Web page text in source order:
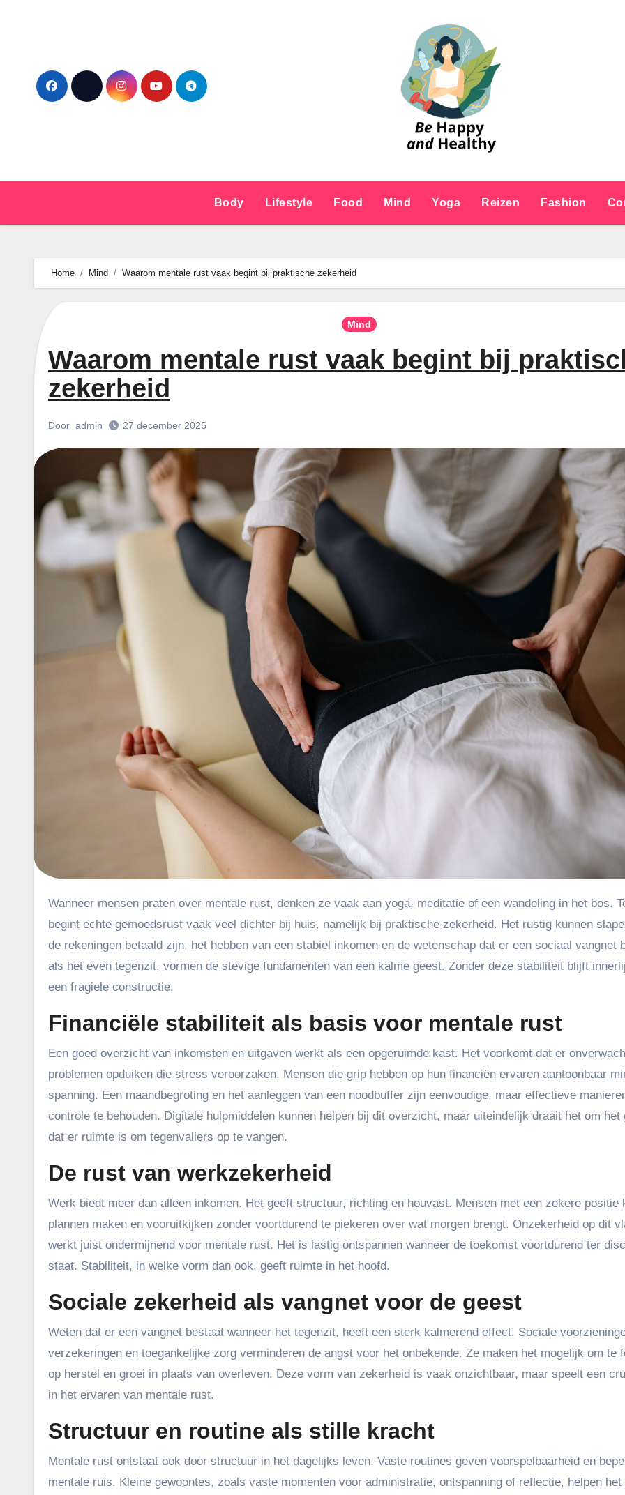
Body Lifestyle Food Mind Yoga Reizen Fashion
Home Mind Waarom mentale rust vaak begint bij praktische zekerheid
Mind
Waarom mentale rust vaak begint bij
zekerheid
Door admin 27 december 2025
Wanneer mensen praten over mentale rust, denken ze vaak aan yoga, meditatie of een wandeling in het bos. Toch
begint echte gemoedsrust vaak veel dichter bij huis, namelijk bij praktische zekerheid. Het rustig kunnen
de rekeningen betaald zijn, het hebben van een stabiel inkomen en de wetenschap dat er een sociaal vangnet
als het even tegenzit, vormen de stevige fundamenten van een kalme geest. Zonder deze stabiliteit blijft
een fragiele constructie.
Financiële stabiliteit als basis voor mentale rust
Een goed overzicht van inkomsten en uitgaven werkt als een opgeruimde kast. Het voorkomt dat er
problemen opduiken die stress veroorzaken. Mensen die grip hebben op hun financiën ervaren aantoonbaar
spanning. Een maandbegroting en het aanleggen van een noodbuffer zijn eenvoudige, maar effectieve
controle te behouden. Digitale hulpmiddelen kunnen helpen bij dit overzicht, maar uiteindelijk draait het om het
dat er ruimte is om tegenvallers op te vangen.
De rust van werkzekerheid
Werk biedt meer dan alleen inkomen. Het geeft structuur, richting en houvast. Mensen met een zekere positie
plannen maken en vooruitkijken zonder voortdurend te piekeren over wat morgen brengt. Onzekerheid op dit
werkt juist ondermijnend voor mentale rust. Het is lastig ontspannen wanneer de toekomst voortdurend ter
staat. Stabiliteit, in welke vorm dan ook, geeft ruimte in het hoofd.
Sociale zekerheid als vangnet voor de geest
Weten dat er een vangnet bestaat wanneer het tegenzit, heeft een sterk kalmerend effect. Sociale
verzekeringen en toegankelijke zorg verminderen de angst voor het onbekende. Ze maken het mogelijk om te
op herstel en groei in plaats van overleven. Deze vorm van zekerheid is vaak onzichtbaar, maar speelt een
in het ervaren van mentale rust.
Structuur en routine als stille kracht
Mentale rust ontstaat ook door structuur in het dagelijks leven. Vaste routines geven voorspelbaarheid en
mentale ruis. Kleine gewoontes, zoals vaste momenten voor administratie, ontspanning of reflectie, helpen het